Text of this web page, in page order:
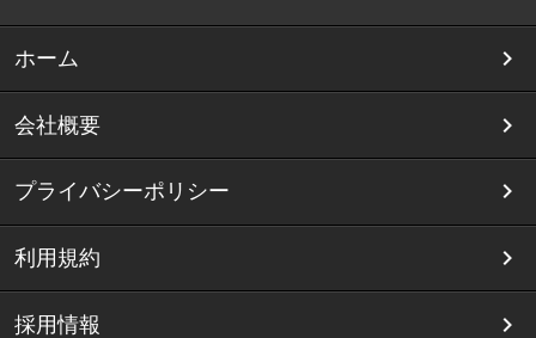
ホーム
会社概要
プライバシーポリシー
利用規約
採用情報